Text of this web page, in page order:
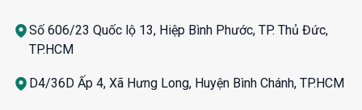
Số 606/23 Quốc lộ 13, Hiệp Bình Phước, TP. Thủ Đức,
TP.HCM
D4/36D Ấp 4, Xã Hưng Long, Huyện Bình Chánh, TP.HCM